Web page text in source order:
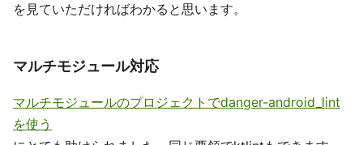
を見ていただければわかると思います。
マルチモジュール対応
マルチモジュールのプロジェクトでdanger-android_lint
を使う